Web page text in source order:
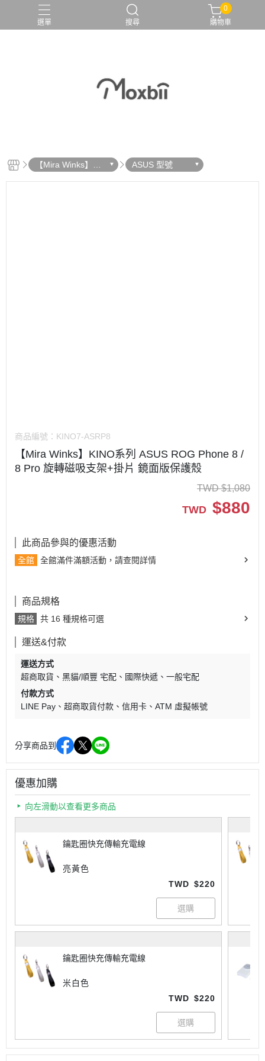
選單 搜尋
0
購物車
【Mira Winks】鏡
面手機殼
ASUS 型號
商品編號： KINO7-ASRP8
【Mira Winks】KINO系列 ASUS ROG Phone 8 /
8 Pro 旋轉磁吸支架+掛片 鏡面版保護殼
TWD $1,080
TWD $880
此商品參與的優惠活動
全館 全館滿件滿額活動，請查閱詳情
商品規格
規格 共 16 種規格可選
運送&付款
運送方式
超商取貨
黑貓/順豐 宅配 國際快遞
一般宅配
付款方式
LINE Pay
超商取貨付款 信用卡 ATM 虛擬帳號
分享商品到
優惠加購
向左滑動以查看更多商品
鑰匙圈快充傳輸充電線
亮黃色
TWD $220
鑰匙圈快充傳輸充電線
米白色
TWD $220